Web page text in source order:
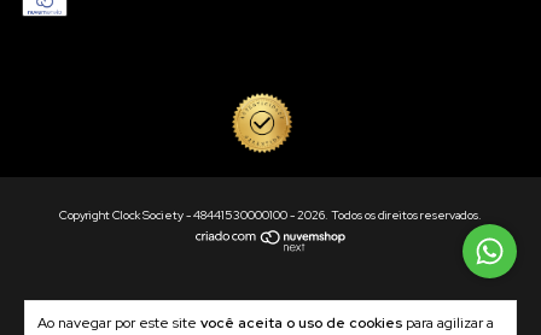
Ao navegar por este site você aceita o uso de cookies para agilizar a
Copyright Clock Society - 48441530000100 - 2026. Todos os direitos reservados.